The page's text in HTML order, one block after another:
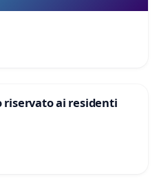
riservato ai residenti